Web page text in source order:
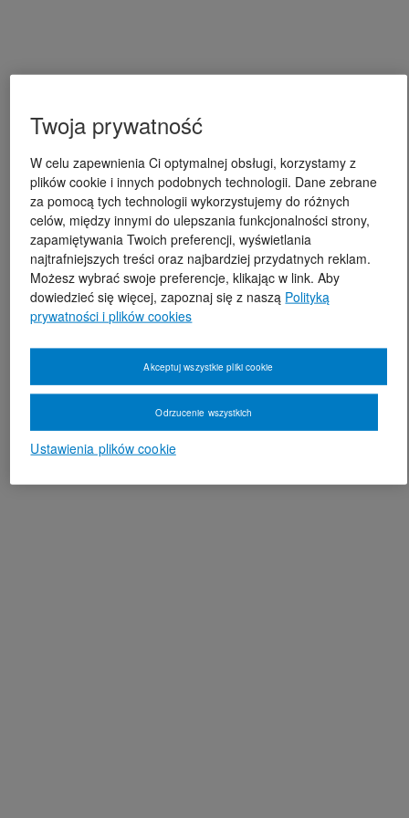
Twoja prywatność
W celu zapewnienia Ci optymalnej obsługi, korzystamy z
plików cookie i innych podobnych technologii. Dane zebrane
za pomocą tych technologii wykorzystujemy do różnych
celów, między innymi do ulepszania funkcjonalności strony,
zapamiętywania Twoich preferencji, wyświetlania
najtrafniejszych treści oraz najbardziej przydatnych reklam.
Możesz wybrać swoje preferencje, klikając w link. Aby
dowiedzieć się więcej, zapoznaj się z naszą Polityką
prywatności i plików cookies
Ustawienia plików cookie
Odrzucenie wszystkich
Akceptuj wszystkie pliki cookie